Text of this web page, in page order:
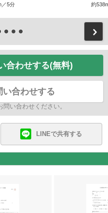
／5分 約
合わせする(無料)
い合わせする
い合わせください。
LINEで共有する